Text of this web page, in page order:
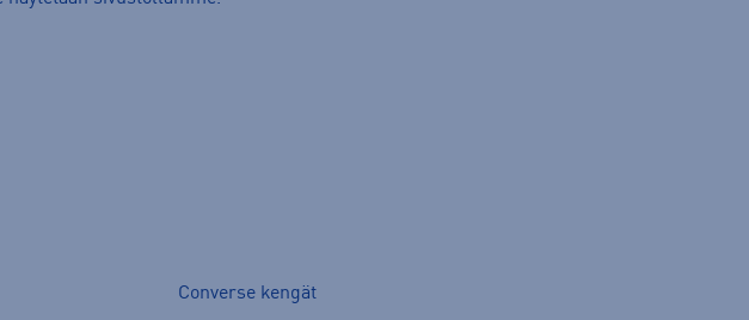
Converse kengät